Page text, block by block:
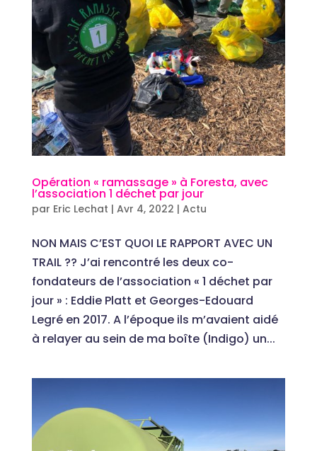
Opération « ramassage » à Foresta, avec
l’association 1 déchet par jour
par Eric Lechat | Avr 4, 2022 | Actu
NON MAIS C’EST QUOI LE RAPPORT AVEC UN
TRAIL ?? J’ai rencontré les deux co-
fondateurs de l’association « 1 déchet par
jour » : Eddie Platt et Georges-Edouard
Legré en 2017. A l’époque ils m’avaient aidé
à relayer au sein de ma boîte (Indigo) un...